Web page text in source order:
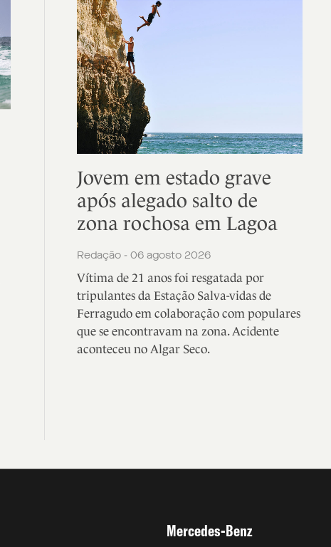
Jovem em estado grave
após alegado salto de
zona rochosa em Lagoa
Redação - 06 agosto 2026
Vítima de 21 anos foi resgatada por
tripulantes da Estação Salva-vidas de
Ferragudo em colaboração com populares
que se encontravam na zona. Acidente
aconteceu no Algar Seco.
Mercedes-Benz